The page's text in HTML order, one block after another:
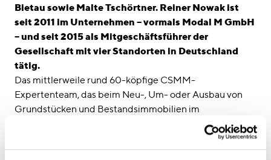
Bietau sowie Malte Tschörtner. Reiner Nowak ist
seit 2011 im Unternehmen – vormals Modal M GmbH
– und seit 2015 als Mitgeschäftsführer der
Gesellschaft mit vier Standorten in Deutschland
tätig.
Das mittlerweile rund 60-köpfige CSMM-
Expertenteam, das beim Neu-, Um- oder Ausbau von
Grundstücken und Bestandsimmobilien im
Gewerbebereich allumfassend begleitet und agiert,
stärkt mit der Beteiligung das Fundament für ein
weiteres strukturelles Wachstum.